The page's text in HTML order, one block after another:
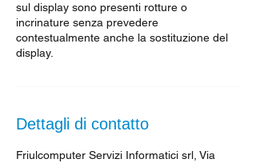
sul display sono presenti rotture o
incrinature senza prevedere
contestualmente anche la sostituzione del
display.
Dettagli di contatto
Friulcomputer Servizi Informatici srl, Via